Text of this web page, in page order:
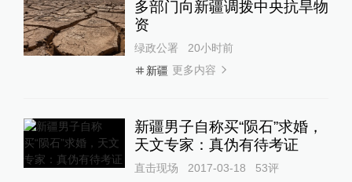
多部门向新疆调拨中央抗旱物
资
绿政公署
20小时前
新疆 更多内容
新疆男子自称买“陨石”求婚，
天文专家：真伪有待考证
直击现场 2017-03-18 53评